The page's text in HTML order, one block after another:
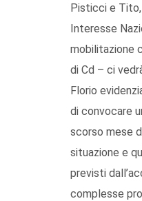
Pisticci e Tito,
Interesse
mobilitazione
di Cd – ci
Florio
di convocare
scorso mese
situazione e
previsti
complesse